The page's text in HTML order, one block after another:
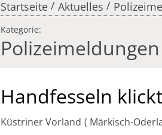
Startseite / Aktuelles /
Kategorie:
Polizeimeldungen
Handfesseln
Küstriner Vorland Märkisch-